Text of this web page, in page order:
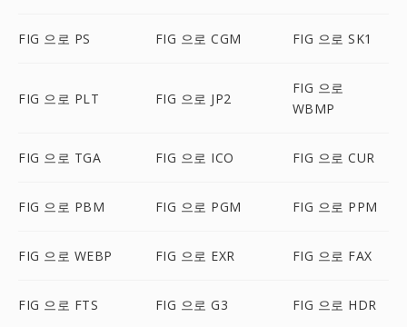
FIG 으로 PS FIG 으로 CGM FIG 으로 SK1
FIG 으로 PLT FIG 으로 JP2
FIG 으로
WBMP
FIG 으로 TGA FIG 으로 ICO FIG 으로 CUR
FIG 으로 PBM FIG 으로 PGM FIG 으로 PPM
FIG 으로 WEBP FIG 으로 EXR FIG 으로 FAX
FIG 으로 FTS FIG 으로 G3 FIG 으로 HDR